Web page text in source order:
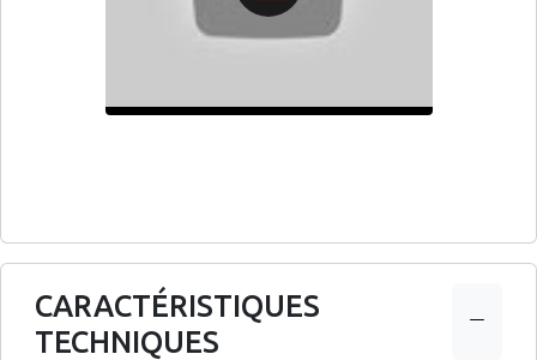
CARACTÉRISTIQUES
TECHNIQUES